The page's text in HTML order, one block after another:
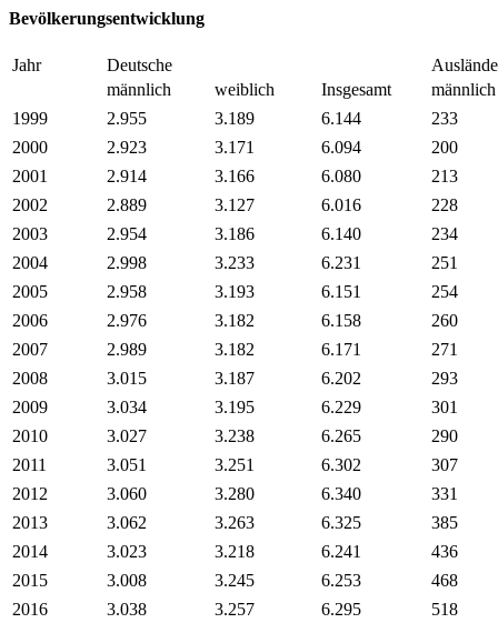
Bevölkerungsentwicklung
Jahr Deutsche
männlich
weiblich Insgesamt
männlich
1999
2.955 3.189 6.144
233
2000
2.923 3.171 6.094
200
2001
2.914 3.166 6.080
213
2002
2.889 3.127 6.016
228
2003
2.954 3.186 6.140
234
2004
2.998 3.233 6.231
251
2005
2.958 3.193 6.151
254
2006
2.976 3.182 6.158
260
2007
2.989 3.182 6.171
271
2008
3.015 3.187 6.202
293
2009
3.034 3.195 6.229
301
2010
3.027 3.238 6.265
290
2011
3.051 3.251 6.302
307
2012
3.060 3.280 6.340
331
2013
3.062 3.263 6.325
385
2014
3.023 3.218 6.241
436
2015
3.008 3.245 6.253
468
2016
3.038 3.257 6.295
518